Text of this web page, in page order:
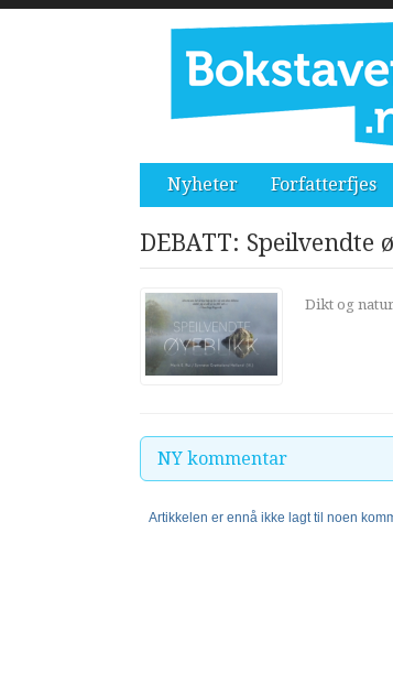
Nyheter Forfatterfjes
DEBATT: Speilvendte
Dikt og
NY kommentar
Artikkelen er ennå ikke lagt til noen